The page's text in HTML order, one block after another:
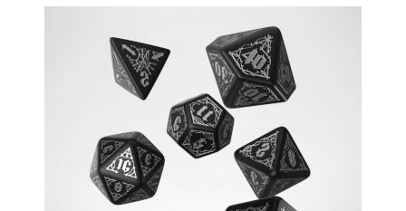
Giochi di Ruolo
Giochi di Carte Collezionabili